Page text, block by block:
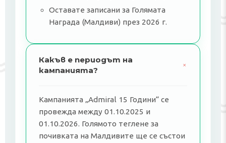
Оставате записани за Голямата
Награда (Малдиви) през 2026 г.
Какъв е периодът на
кампанията?
+
Кампанията „Admiral 15 Години“ се
провежда между 01.10.2025 и
01.10.2026. Голямото теглене за
почивката на Малдивите ще се състои